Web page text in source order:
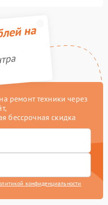
на
ремонт техники через
бессрочная скидка
конфиденциальности